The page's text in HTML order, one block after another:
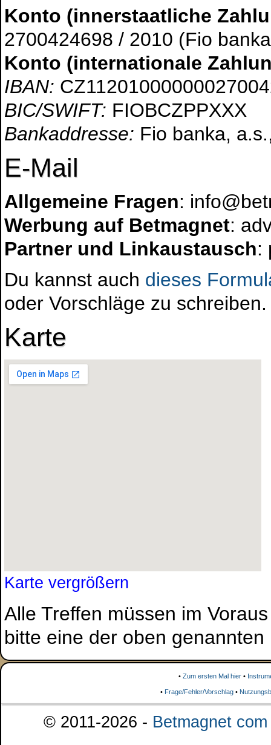
Konto (innerstaatliche
2700424698 / 2010 (Fio
Konto (internationale
IBAN:
BIC/SWIFT: FIOBCZPPXXX
Bankaddresse: Fio banka,
E-Mail
Allgemeine Fragen:
Werbung auf Betmagnet:
Partner und Linkaustausch:
Du kannst auch dieses
oder Vorschläge zu schreiben.
Karte
Karte vergrößern
Alle Treffen müssen im
bitte eine der oben
• Zum ersten Mal hier•
• Frage/Fehler/Vorschlag•
© 2011-2026 - Betmagnet